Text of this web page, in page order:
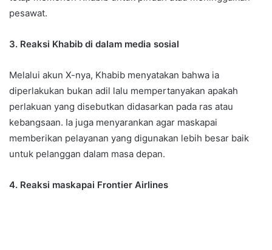
pesawat.
3. Reaksi Khabib di dalam media sosial
Melalui akun X-nya, Khabib menyatakan bahwa ia
diperlakukan bukan adil lalu mempertanyakan apakah
perlakuan yang disebutkan didasarkan pada ras atau
kebangsaan. Ia juga menyarankan agar maskapai
memberikan pelayanan yang digunakan lebih besar baik
untuk pelanggan dalam masa depan.
4. Reaksi maskapai Frontier Airlines